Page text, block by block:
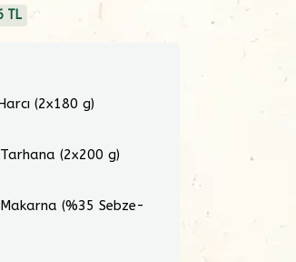
TL
(2x180 g)
Tarhana (2x200 g)
(%35 Sebze-